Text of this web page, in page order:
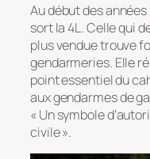
Au début des
sort la 4L. Celle qui
plus vendue trouve
gendarmeries. Elle
point essentiel du
aux gendarmes de
« Un symbole
civile ».